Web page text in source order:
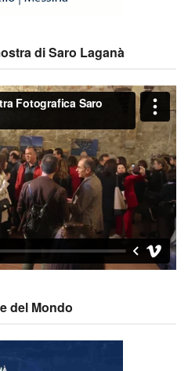
di Saro Laganà
del Mondo